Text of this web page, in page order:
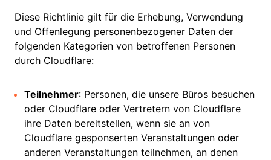
Diese Richtlinie gilt für die Erhebung, Verwendung
und Offenlegung personenbezogener Daten der
folgenden Kategorien von betroffenen Personen
durch Cloudflare:
Teilnehmer: Personen, die unsere Büros besuchen
oder Cloudflare oder Vertretern von Cloudflare
ihre Daten bereitstellen, wenn sie an von
Cloudflare gesponserten Veranstaltungen oder
anderen Veranstaltungen teilnehmen, an denen